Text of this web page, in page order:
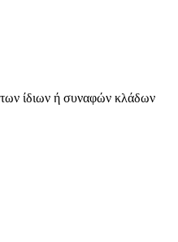
ίδιων ή συναφών κλάδων